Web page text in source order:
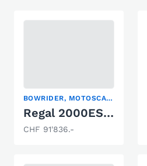
BOWRIDER, MOTOSCAFO
Regal 2000ESX Hensa Edition
CHF 91'836.-